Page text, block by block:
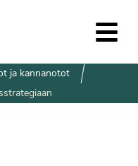
ja kannanotot